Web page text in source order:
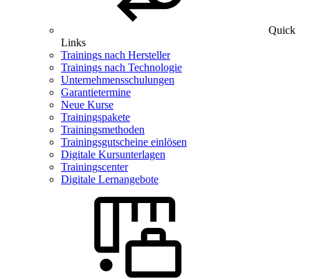
Quick
Links
Trainings nach Hersteller
Trainings nach Technologie
Unternehmensschulungen
Garantietermine
Neue Kurse
Trainingspakete
Trainingsmethoden
Trainingsgutscheine einlösen
Digitale Kursunterlagen
Trainingscenter
Digitale Lernangebote